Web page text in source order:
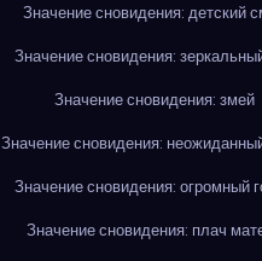
Значение сновидения: детский
Значение сновидения:
Значение сновидения: змей
Значение сновидения:
Значение сновидения: огромный
Значение сновидения: плач